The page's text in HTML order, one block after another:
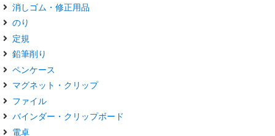
消しゴム・修正用品
のり
定規
鉛筆削り
ペンケース
マグネット・クリップ
ファイル
バインダー・クリップボード
電卓